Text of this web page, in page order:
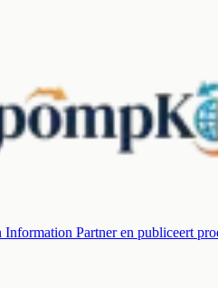
Partner en publiceert